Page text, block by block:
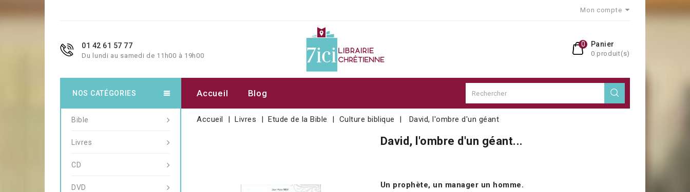
Mon compte
01 42 61 57 77
Du lundi au samedi de 11h00 à 19h00
Panier
0 produit(s)
0
Accueil Blog
Accueil Livres Etude de la Bible Culture biblique David, l'ombre d'un géant
David, l'ombre d'un géant...
Un prophète, un manager un homme.
NOS CATÉGORIES
Bible
Livres
CD
DVD